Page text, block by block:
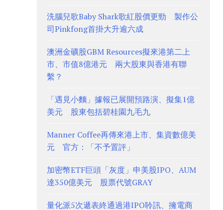
洗腦兒歌Baby Shark歌紅股價更勁 製作公
司Pinkfong首掛大升逾六成
澳洲金礦股GBM Resources擬來港第二上
市、市值8億港元 兩大股東與香港有聯
繫？
「遇見小麵」據報已展開預路演、擬集1億
美元 股東包括碧桂園九毛九
Manner Coffee再傳來港上市、集資數億美
元 官方：「不予置評」
加密幣ETF巨頭「灰度」申美股IPO、AUM
達350億美元 股票代號GRAY
量化派5次遞表終通過港IPO聆訊、擁電商